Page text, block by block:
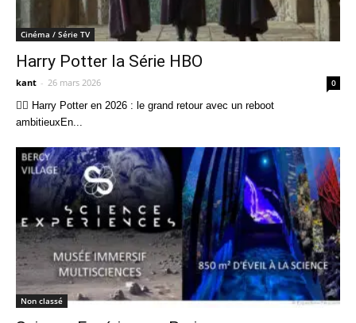
Cinéma / Série TV
Harry Potter la Série HBO
kant - 26 mars 2026 0
🧙‍♂️ Harry Potter en 2026 : le grand retour avec un reboot
ambitieuxEn...
Non classé